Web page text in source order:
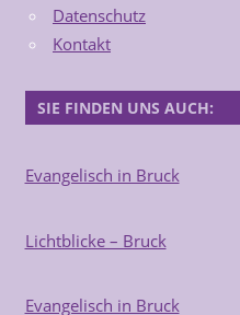
Datenschutz
Kontakt
SIE FINDEN UNS AUCH:
Evangelisch in Bruck
Lichtblicke – Bruck
Evangelisch in Bruck